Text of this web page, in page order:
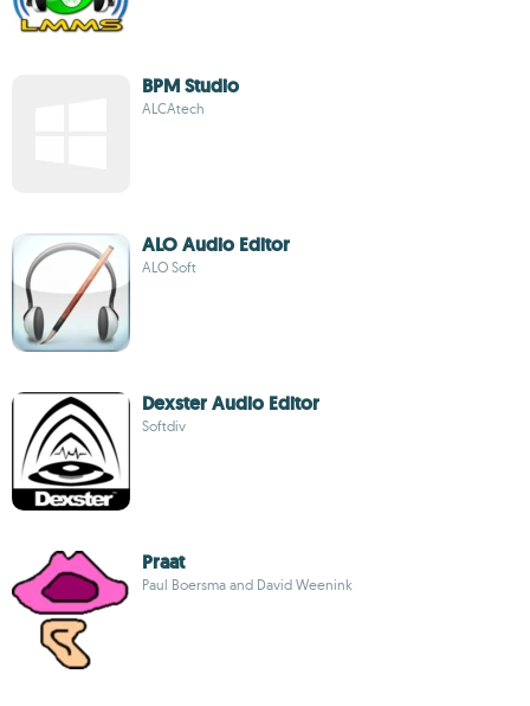
BPM Studio
ALCAtech
ALO Audio Editor
ALO Soft
Dexster Audio Editor
Softdiv
Praat
Paul Boersma and David Weenink